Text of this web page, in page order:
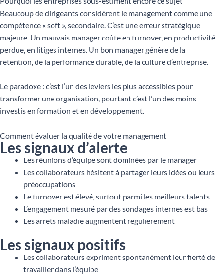
Beaucoup de dirigeants considèrent le management comme une
compétence « soft », secondaire. C’est une erreur stratégique
majeure. Un mauvais manager coûte en turnover, en productivité
perdue, en litiges internes. Un bon manager génère de la
rétention, de la performance durable, de la culture d’entreprise.
Le paradoxe : c’est l’un des leviers les plus accessibles pour
transformer une organisation, pourtant c’est l’un des moins
investis en formation et en développement.
Comment évaluer la qualité de votre management
Les signaux d’alerte
Les réunions d’équipe sont dominées par le manager
Les collaborateurs hésitent à partager leurs idées ou leurs
préoccupations
Le turnover est élevé, surtout parmi les meilleurs talents
L’engagement mesuré par des sondages internes est bas
Les arrêts maladie augmentent régulièrement
Les signaux positifs
Les collaborateurs expriment spontanément leur fierté de
travailler dans l’équipe